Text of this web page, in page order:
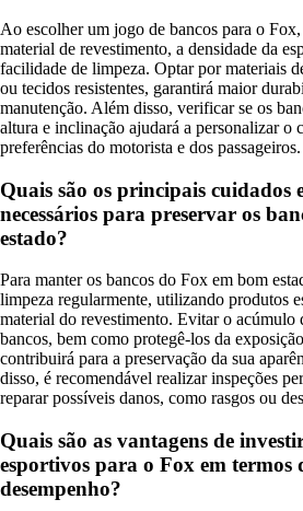
Ao escolher um jogo de bancos para o
material de revestimento, a densidade da
facilidade de limpeza. Optar por materiais
ou tecidos resistentes, garantirá maior
manutenção. Além disso, verificar se os
altura e inclinação ajudará a personalizar o
preferências do motorista e dos passageiros.
Quais são os principais cuidados
necessários para preservar os
estado?
Para manter os bancos do Fox em bom
limpeza regularmente, utilizando produtos
material do revestimento. Evitar o acúmulo
bancos, bem como protegê-los da
contribuirá para a preservação da sua
disso, é recomendável realizar inspeções
reparar possíveis danos, como rasgos ou
Quais são as vantagens de
esportivos para o Fox em termos
desempenho?